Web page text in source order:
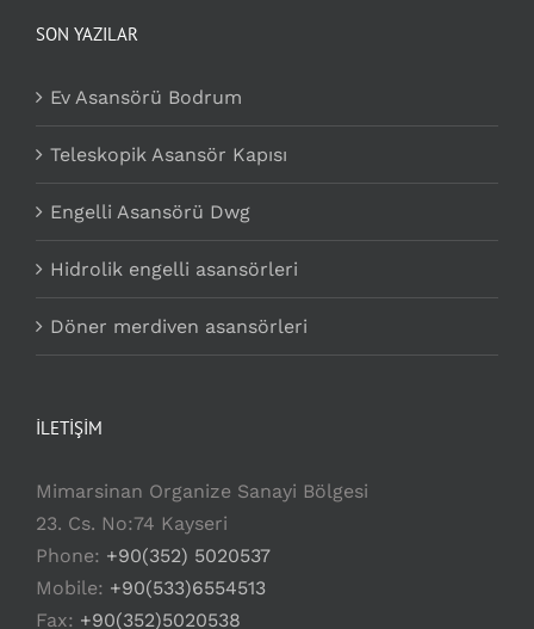
SON YAZILAR
Ev Asansörü Bodrum
Teleskopik Asansör Kapısı
Engelli Asansörü Dwg
Hidrolik engelli asansörleri
Döner merdiven asansörleri
İLETİŞİM
Mimarsinan Organize Sanayi Bölgesi
23. Cs. No:74 Kayseri
Phone: +90(352) 5020537
Mobile: +90(533)6554513
Fax: +90(352)5020538